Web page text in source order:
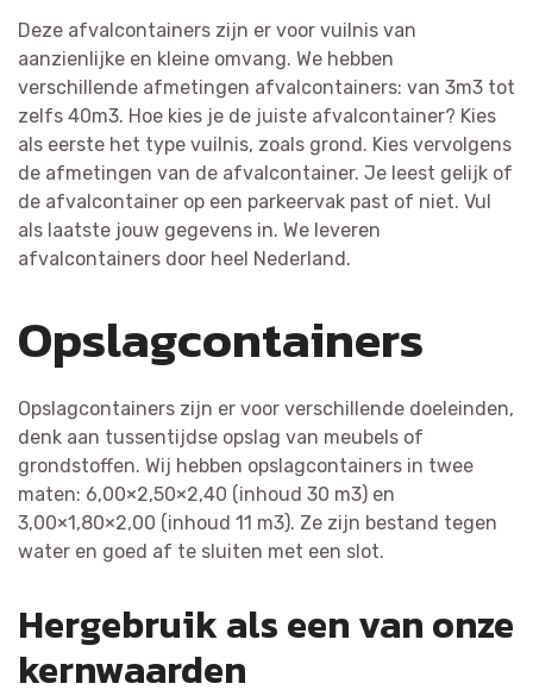
Deze afvalcontainers zijn er voor vuilnis van
aanzienlijke en kleine omvang. We hebben
verschillende afmetingen afvalcontainers: van 3m3 tot
zelfs 40m3. Hoe kies je de juiste afvalcontainer? Kies
als eerste het type vuilnis, zoals grond. Kies vervolgens
de afmetingen van de afvalcontainer. Je leest gelijk of
de afvalcontainer op een parkeervak past of niet. Vul
als laatste jouw gegevens in. We leveren
afvalcontainers door heel Nederland.
Opslagcontainers
Opslagcontainers zijn er voor verschillende doeleinden,
denk aan tussentijdse opslag van meubels of
grondstoffen. Wij hebben opslagcontainers in twee
maten: 6,00×2,50×2,40 (inhoud 30 m3) en
3,00×1,80×2,00 (inhoud 11 m3). Ze zijn bestand tegen
water en goed af te sluiten met een slot.
Hergebruik als een van onze
kernwaarden